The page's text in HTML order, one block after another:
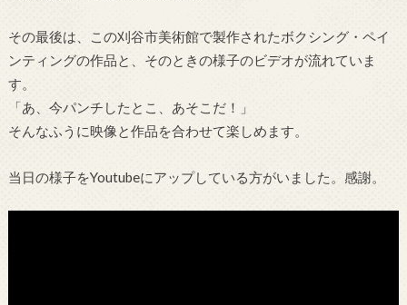
その最後は、この刈谷市美術館で製作されたボクシング・ペイ
ンティングの作品と、そのときの様子のビデオが流れていま
す。
「あ、今パンチしたとこ、あそこだ！」
そんなふうに映像と作品を合わせて楽しめます。
当日の様子をYoutubeにアップしている方がいました。感謝。